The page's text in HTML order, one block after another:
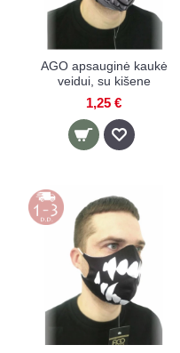
AGO apsauginė kaukė
veidui, su kišene
1,25 €